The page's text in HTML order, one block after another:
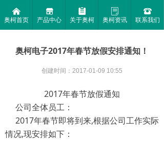
낀
奥柯首页
끵
产品中心
뀳
关于奥柯
ꂓ
奥柯资讯
뀰
联系我们
奥柯电子2017年春节放假安排通知！
2017年春节放假通知
公司全体员工：
2017年春节即将到来,根据公司工作实际
情况,现安排如下：
创建时间： 2017-01-09 10:55